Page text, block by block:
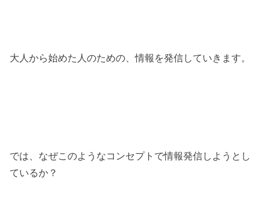
大人から始めた人のための、情報を発信していきます。
では、なぜこのようなコンセプトで情報発信しようとし
ているか？